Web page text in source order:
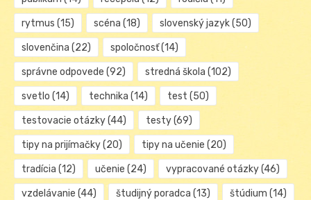
rytmus (15) scéna (18) slovenský jazyk(50)
slovenčina (22) spoločnosť(14)
správne odpovede (92) stredná škola (102)
svetlo (14) technika (14) test (50)
testovacie otázky(44) testy(69)
tipy na prijímačky(20) tipy na učenie (20)
tradícia (12) učenie (24) vypracované otázky(46)
vzdelávanie (44) študijný poradca (13) štúdium (14)